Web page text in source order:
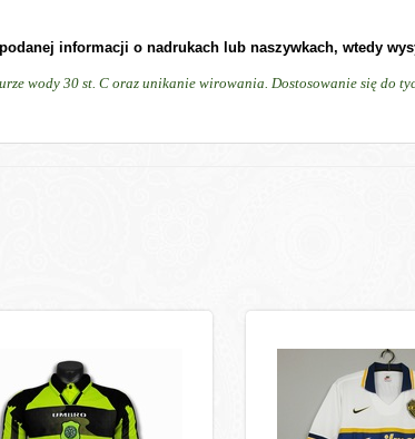
informacji o nadrukach lub naszywkach, wtedy
wody 30 st. C oraz unikanie wirowania. Dostosowanie się do